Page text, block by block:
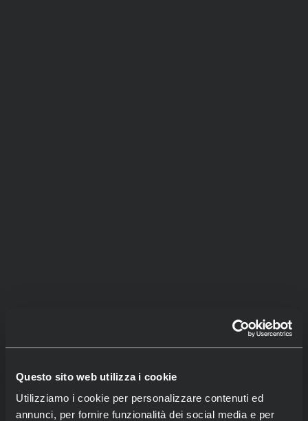
Questo sito web utilizza i cookie
Utilizziamo i cookie per personalizzare contenuti ed
annunci, per fornire funzionalità dei social media e per